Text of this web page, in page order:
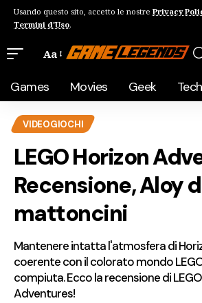
Usando questo sito, accetto le nostre Privacy
Termini d'Uso.
Aa
Games Movies Geek Tech
VIDEOGIOCHI
LEGO Horizon
Recensione, Aloy
mattoncini
Mantenere intatta l'atmosfera di
coerente con il colorato mondo
compiuta. Ecco la recensione di
Adventures!